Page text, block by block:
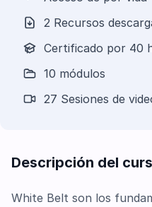
2 Recursos
Certificado por 40
10 módulos
27 Sesiones de
Descripción del
White Belt son los